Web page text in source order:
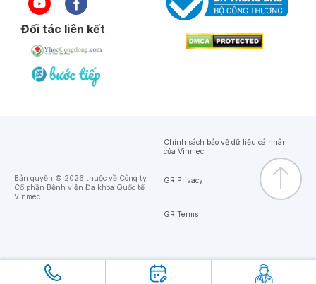
Đối tác liên kết
Bản quyền © 2026 thuộc về Công ty
Cổ phần Bệnh viện Đa khoa Quốc tế
Vinmec
Chính sách bảo vệ dữ liệu cá nhân
của Vinmec
GR Privacy
GR Terms